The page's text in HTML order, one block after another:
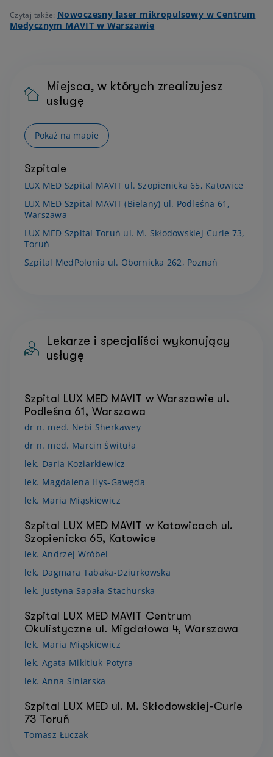
Czytaj także: Nowoczesny laser mikropulsowy w Centrum
Medycznym MAVIT w Warszawie
Miejsca, w których zrealizujesz
usługę
Pokaż na mapie
Szpitale
LUX MED Szpital MAVIT ul. Szopienicka 65, Katowice
LUX MED Szpital MAVIT (Bielany) ul. Podleśna 61,
Warszawa
LUX MED Szpital Toruń ul. M. Skłodowskiej-Curie 73,
Toruń
Szpital MedPolonia ul. Obornicka 262, Poznań
Lekarze i specjaliści wykonujący
usługę
Szpital LUX MED MAVIT w Warszawie ul.
Podleśna 61, Warszawa
dr n. med. Nebi Sherkawey
dr n. med. Marcin Śwituła
lek. Daria Koziarkiewicz
lek. Magdalena Hys-Gawęda
lek. Maria Miąskiewicz
Szpital LUX MED MAVIT w Katowicach ul.
Szopienicka 65, Katowice
lek. Andrzej Wróbel
lek. Dagmara Tabaka-Dziurkowska
lek. Justyna Sapała-Stachurska
Szpital LUX MED MAVIT Centrum
Okulistyczne ul. Migdałowa 4, Warszawa
lek. Maria Miąskiewicz
lek. Agata Mikitiuk-Potyra
lek. Anna Siniarska
Szpital LUX MED ul. M. Skłodowskiej-Curie
73 Toruń
Tomasz Łuczak